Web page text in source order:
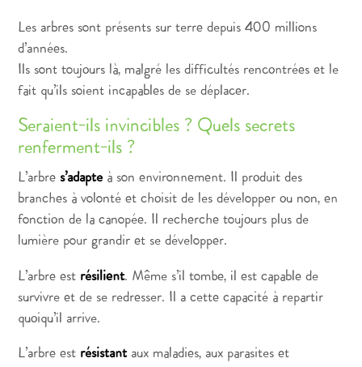
Les arbres sont présents sur terre depuis 400 millions
d’années.
Ils sont toujours là, malgré les difficultés rencontrées et le
fait qu’ils soient incapables de se déplacer.
Seraient-ils invincibles ? Quels secrets
renferment-ils ?
L’arbres’adapte à son environnement. Il produit des
branches à volonté et choisit de les développer ou non, en
fonction de la canopée. Il recherche toujours plus de
lumière pour grandir et se développer.
L’arbre est résilient. Même s’il tombe, il est capable de
survivre et de se redresser. Il a cette capacité à repartir
quoiqu’il arrive.
L’arbre est résistantaux maladies, aux parasites et